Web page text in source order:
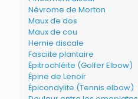
Névrome de Morton
Maux de dos
Maux de cou
Hernie discale
Fasciite plantaire
Épitrochléite (Golfer Elbow)
Épine de Lenoir
Épicondylite (Tennis elbow)